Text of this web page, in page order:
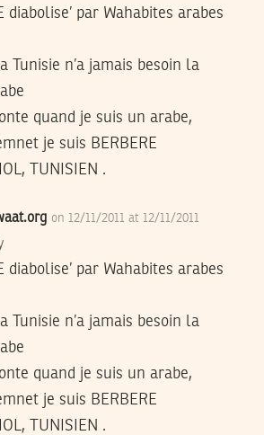
diabolise’ par Wahabites arabes
Tunisie n’a jamais besoin la
quand je suis un arabe,
je suis BERBERE
TUNISIEN .
on 12/11/2011 at 12/11/2011
diabolise’ par Wahabites arabes
Tunisie n’a jamais besoin la
quand je suis un arabe,
je suis BERBERE
TUNISIEN .